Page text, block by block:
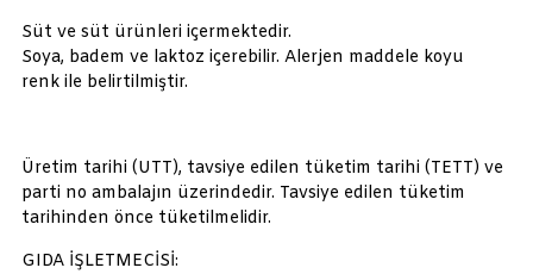
Süt ve süt ürünleri içermektedir.
Soya, badem ve laktoz içerebilir. Alerjen maddele koyu
renk ile belirtilmiştir.
Üretim tarihi (UTT), tavsiye edilen tüketim tarihi (TETT) ve
parti no ambalajın üzerindedir. Tavsiye edilen tüketim
tarihinden önce tüketilmelidir.
GIDA İŞLETMECİSİ: